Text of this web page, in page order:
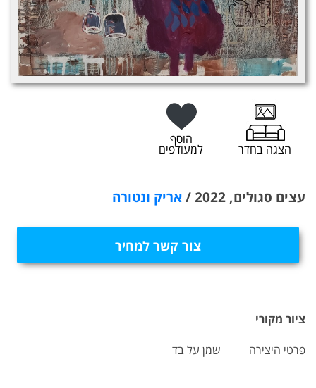
הצגה בחדר
הוסף
למעודפים
עצים סגולים, 2022 / אריק ונטורה
צור קשר למחיר
ציור מקורי
פרטי היצירה
שמן על בד